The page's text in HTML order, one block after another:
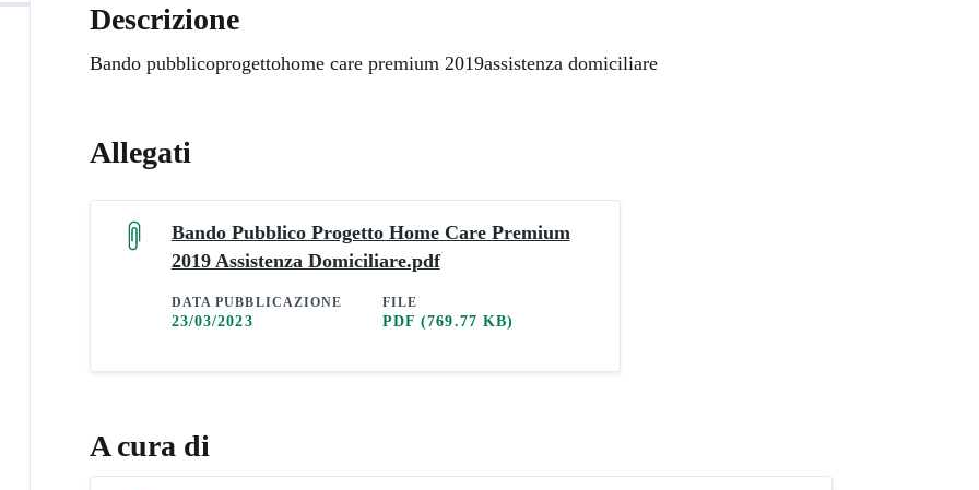
Descrizione
Bando pubblicoprogettohome care premium 2019assistenza domiciliare
Allegati
Bando Pubblico Progetto Home Care Premium
2019 Assistenza Domiciliare.pdf
DATA PUBBLICAZIONE
23/03/2023
FILE
PDF(769.77 KB)
A cura di